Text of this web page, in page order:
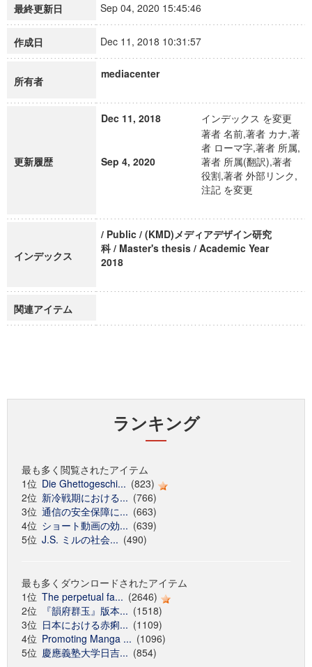
最終更新日 Sep 04, 2020 15:45:46
作成日 Dec 11, 2018 10:31:57
所有者
mediacenter
更新履歴
Dec 11, 2018 インデックス を変更
Sep 4, 2020
著者 名前,著者 カナ,著
者 ローマ字,著者 所属,
著者 所属(翻訳),著者
役割,著者 外部リンク,
注記 を変更
インデックス
/ Public / (KMD)メディアデザイン研究
科 / Master's thesis / Academic Year
2018
関連アイテム
ランキング
最も多く閲覧されたアイテム
1位 Die Ghettogeschi... (823)
2位 新冷戦期における... (766)
3位 通信の安全保障に... (663)
4位 ショート動画の効... (639)
5位 J.S. ミルの社会... (490)
最も多くダウンロードされたアイテム
1位 The perpetual fa... (2646)
2位
『韻府群玉』版本... (1518)
3位 日本における赤痢... (1109)
4位 Promoting Manga ... (1096)
5位 慶應義塾大学日吉... (854)